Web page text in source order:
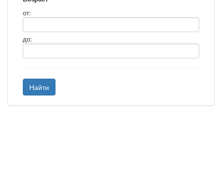
от:
до:
Найти